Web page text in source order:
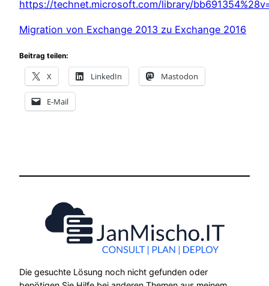
https://technet.microsoft.com/library/
Migration von Exchange 2013 zu Exchange 2016
Beitrag teilen:
X LinkedIn Mastodon
E-Mail
Die gesuchte Lösung noch nicht gefunden oder